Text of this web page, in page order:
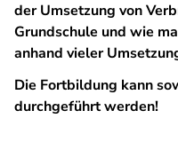
der Umsetzung von
Grundschule und wie
anhand vieler
Die Fortbildung kann
durchgeführt werden!